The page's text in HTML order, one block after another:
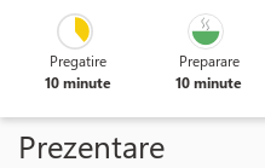
Pregatire
10 minute
Preparare
10 minute
Prezentare